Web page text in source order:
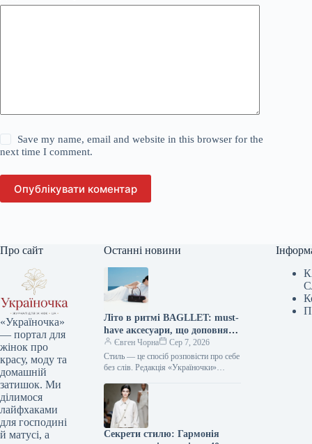
Save my name, email and website in this browser for the
next time I comment.
Опублікувати коментар
Про сайт
«Україночка»
— портал для
жінок про
красу, моду та
домашній
затишок. Ми
ділимося
лайфхаками
для господині
й матусі, а
Останні новини
Літо в ритмі BAGLLET: must-
have аксесуари, що доповнять
твій фешн-образ
Євген Чорна
Сер 7, 2026
Стиль — це спосіб розповісти про себе
без слів. Редакція «Україночки»
тенденціями, і сьогодні ми
підготували…
Секрети стилю: Гармонія